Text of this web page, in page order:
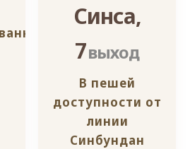
Синса,
7выход
В пешей
доступности от
линии
Синбундан